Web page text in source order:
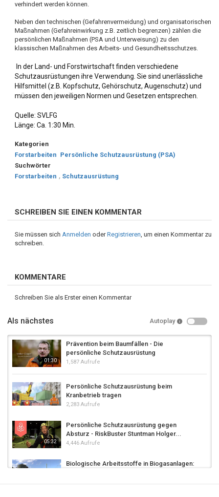
verhindert werden können.
Neben den technischen (Gefahrenvermeidung) und organisatorischen
Maßnahmen (Gefahreinwirkung z.B. zeitlich begrenzen) zählen die
persönlichen Maßnahmen (PSA und Unterweisung) zu den
klassischen Maßnahmen des Arbeits- und Gesundheitsschutzes.
Schutzausrüstungen ihre Verwendung. Sie sind unerlässliche
Hilfsmittel (z.B. Kopfschutz, Gehörschutz, Augenschutz) und
müssen den jeweiligen Normen und Gesetzen entsprechen.
Quelle: SVLFG
Länge: Ca. 1:30 Min.
Kategorien
Forstarbeiten Persönliche Schutzausrüstung (PSA)
Suchwörter
Forstarbeiten , Schutzausrüstung
SCHREIBEN SIE EINEN KOMMENTAR
Sie müssen sich Anmelden oderRegistrieren, um einen Kommentar zu
schreiben.
KOMMENTARE
Schreiben Sie als Erster einen Kommentar
Als nächstes Autoplay
01:30
Prävention beim Baumfällen - Die
persönliche Schutzausrüstung
1,587 Aufrufe
Persönliche Schutzausrüstung beim
Kranbetrieb tragen
2,283 Aufrufe
05:32
Persönliche Schutzausrüstung gegen
Absturz - RiskBuster Stuntman Holger...
4,446 Aufrufe
Biologische Arbeitsstoffe in Biogasanlagen: